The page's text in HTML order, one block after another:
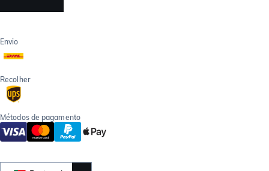
Envio
Recolher
Métodos de pagamento